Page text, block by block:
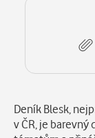
Popis
Deník Blesk,
v ČR, je